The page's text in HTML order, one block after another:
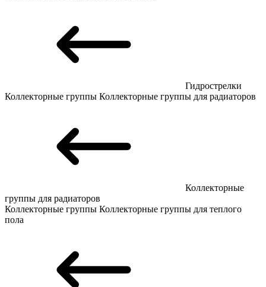
Гидрострелки
Коллекторные группы Коллекторные группы для радиаторов
Коллекторные
группы для радиаторов
Коллекторные группы Коллекторные группы для теплого
пола